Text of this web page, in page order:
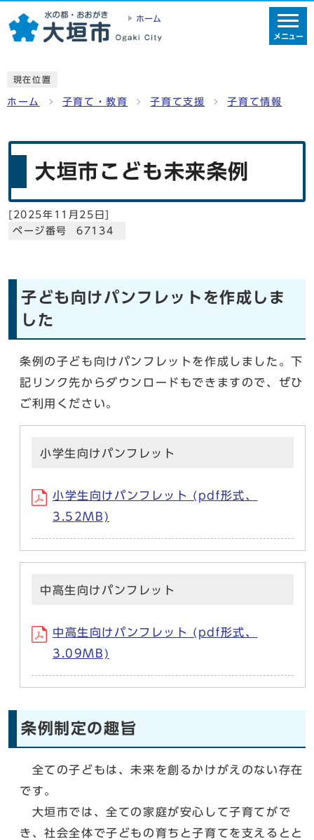
ホーム
メニュー
現在位置
ホーム 子育て・教育 子育て支援 子育て情報
大垣市こども未来条例
[ 2025年11月25日]
ページ番号 67134
子ども向けパンフレットを作成しま
した
条例の子ども向けパンフレットを作成しました。下
記リンク先からダウンロードもできますので、ぜひ
ご利用ください。
小学生向けパンフレット
小学生向けパンフレット (pdf形式、
3.52MB)
中高生向けパンフレット
中高生向けパンフレット (pdf形式、
3.09MB)
条例制定の趣旨
全ての子どもは、未来を創るかけがえのない存在
です。
大垣市では、全ての家庭が安心して子育てがで
き、社会全体で子どもの育ちと子育てを支えるとと